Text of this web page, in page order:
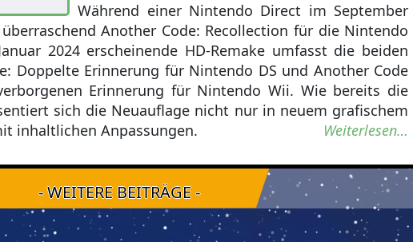
Während einer Nintendo Direct im September
Another Code: Recollection für die Nintendo
2024 erscheinende HD-Remake umfasst die beiden
Doppelte Erinnerung für Nintendo DS und Another Code
Erinnerung für Nintendo Wii. Wie bereits die
sich die Neuauflage nicht nur in neuem grafischem
inhaltlichen Anpassungen.
Weiterlesen…
- WEITERE BEITRÄGE -